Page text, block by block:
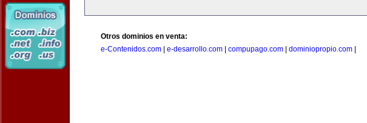
Otros dominios en venta:
e-Contenidos.com
e-desarrollo.com compupago.com dominiopropio.com